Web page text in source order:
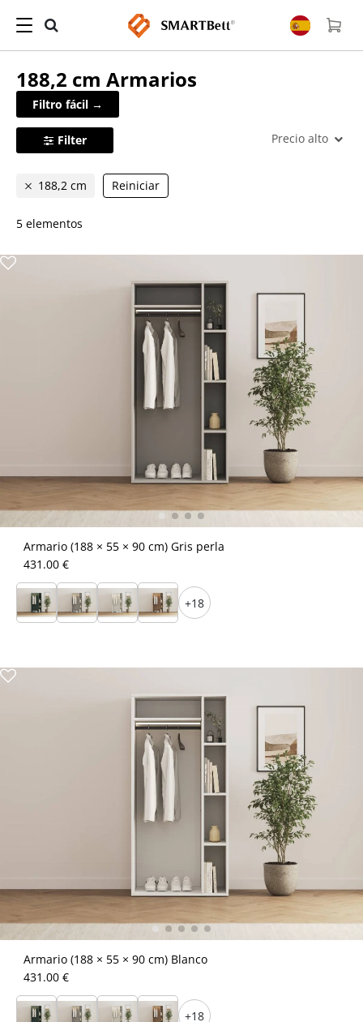
188,2 cm Armarios
Filtro fácil →
Filter Precio alto
188,2 cm Reiniciar
5 elementos
Armario (188 × 55 × 90 cm) Gris perla
431.00 €
+18
Armario (188 × 55 × 90 cm) Blanco
431.00 €
+18